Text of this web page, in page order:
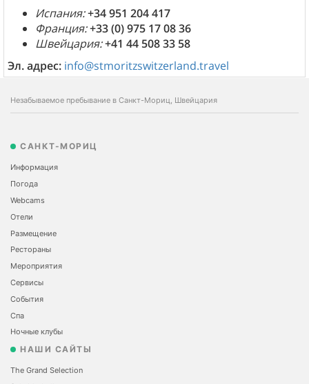
Испания:+34 951 204 417
Франция:+33 (0) 975 17 08 36
Швейцария:+41 44 508 33 58
Эл. адрес: info@stmoritzswitzerland.travel
Незабываемое пребывание в Санкт-Мориц, Швейцария
САНКТ-МОРИЦ
Информация
Погода
Webcams
Отели
Размещение
Рестораны
Мероприятия
Сервисы
События
Спа
Ночные клубы
НАШИ САЙТЫ
The Grand Selection